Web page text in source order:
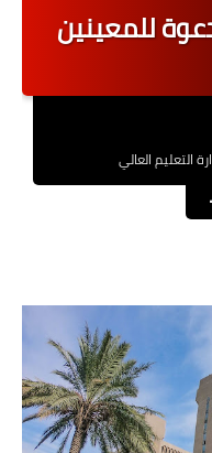
القطاع العام
العقود والاجور اليومية
القروض والسلف
المالية
الاراضي
للمعينين
التعليم العالي